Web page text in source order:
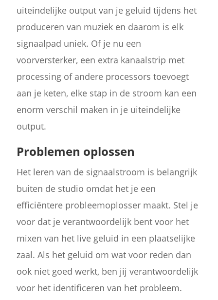
uiteindelijke output van je geluid tijdens het
produceren van muziek en daarom is elk
signaalpad uniek. Of je nu een
voorversterker, een extra kanaalstrip met
processing of andere processors toevoegt
aan je keten, elke stap in de stroom kan een
enorm verschil maken in je uiteindelijke
output.
Problemen oplossen
Het leren van de signaalstroom is belangrijk
buiten de studio omdat het je een
efficiëntere probleemoplosser maakt. Stel je
voor dat je verantwoordelijk bent voor het
mixen van het live geluid in een plaatselijke
zaal. Als het geluid om wat voor reden dan
ook niet goed werkt, ben jij verantwoordelijk
voor het identificeren van het probleem.